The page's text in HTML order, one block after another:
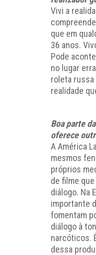
Vivi a
que em
36 anos.
Pode
no lugar
roleta
realidade
Boa parte
oferece
A América
mesmos
próprios
de filme
diálogo. Na
importante
fomentam
diálogo à
narcóticos.
dessa